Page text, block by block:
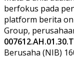
berfokus pada
platform berita
Group,
Berusaha (NIB)